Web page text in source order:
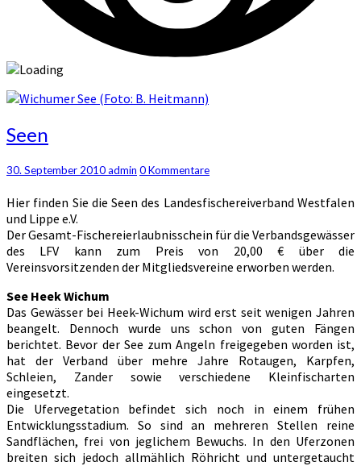
Seen
Seen
30. September 2010admin Kommentare
0 Kommentare
Hier finden Sie die Seen des Landesfischereiverband Westfalen
und Lippe e.V.
Der Gesamt-Fischereierlaubnisschein für die Verbandsgewässer
des LFV kann zum Preis von 20,00 € über die
Vereinsvorsitzenden der Mitgliedsvereine erworben werden.
See Heek Wichum
Das Gewässer bei Heek-Wichum wird erst seit wenigen Jahren
beangelt. Dennoch wurde uns schon von guten Fängen
berichtet. Bevor der See zum Angeln freigegeben worden ist,
hat der Verband über mehre Jahre Rotaugen, Karpfen,
Schleien, Zander sowie verschiedene Kleinfischarten
eingesetzt.
Die Ufervegetation befindet sich noch in einem frühen
Entwicklungsstadium. So sind an mehreren Stellen reine
Sandflächen, frei von jeglichem Bewuchs. In den Uferzonen
breiten sich jedoch allmählich Röhricht und untergetaucht